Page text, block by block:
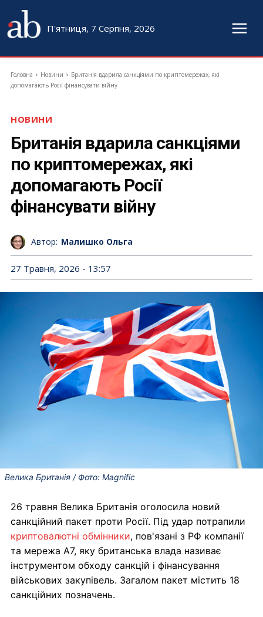
П'ятниця, 7 Серпня, 2026
Головна Новини
Британія вдарила санкціями по криптомережах, які
допомагають Росії фінансувати війну
НОВИНИ
Британія вдарила санкціями
по криптомережах, які
допомагають Росії
фінансувати війну
Автор: Малишко Ольга
27 Травня, 2026 - 13:57
Велика Британія / Фото: Magnific
26 травня Велика Британія оголосила новий
санкційний пакет проти Росії. Під удар потрапили
криптовалютні обмінники, пов'язані з РФ компанії
та мережа A7, яку британська влада називає
інструментом обходу санкцій і фінансування
військових закупівель. Загалом пакет містить 18
санкційних позначень.